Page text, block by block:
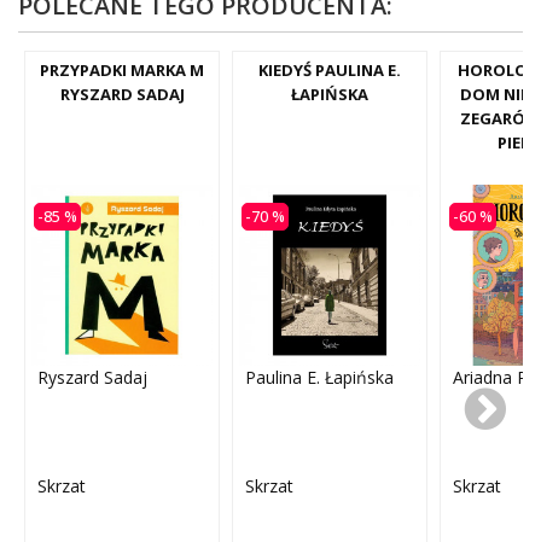
PRZYPADKI MARKA M
RYSZARD SADAJ
-85 %
Ryszard Sadaj
Skrzat
KIEDYŚ PAULINA E.
ŁAPIŃSKA
-70 %
Paulina E. Łapińska
Skrzat
DOM
-60 %
Ariadna
Skrzat